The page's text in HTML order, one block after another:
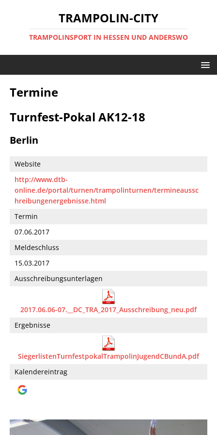
TRAMPOLIN-CITY
TRAMPOLINSPORT IN HESSEN UND ANDERSWO
Termine
Turnfest-Pokal AK12-18
Berlin
Website
http://www.dtb-
online.de/portal/turnen/trampolinturnen/termineaussc
hreibungenergebnisse.html
Termin
07.06.2017
Meldeschluss
15.03.2017
Ausschreibungsunterlagen
2017.06.06-07.__DC_TRA_2017_Ausschreibung_neu.pdf
Ergebnisse
SiegerlistenTurnfestpokalTrampolinJugendCBundA.pdf
Kalendereintrag